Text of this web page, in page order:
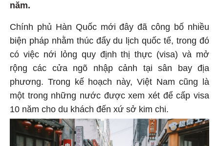
năm.
Chính phủ Hàn Quốc mới đây đã công bố nhiều
biện pháp nhằm thúc đẩy du lịch quốc tế, trong đó
có việc nới lỏng quy định thị thực (visa) và mở
rộng các cửa ngõ nhập cảnh tại sân bay địa
phương. Trong kế hoạch này, Việt Nam cũng là
một trong những nước được xem xét để cấp visa
10 năm cho du khách đến xứ sở kim chi.